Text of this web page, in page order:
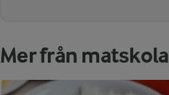
Mer från